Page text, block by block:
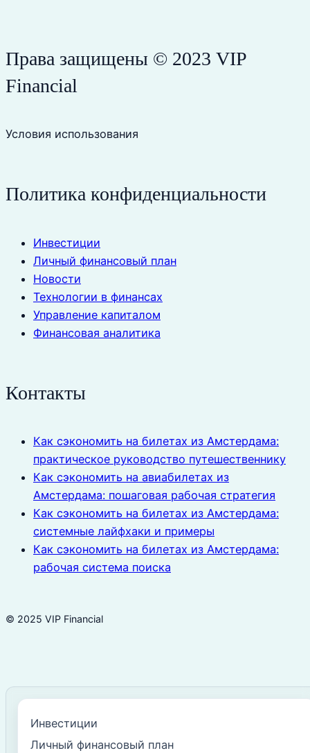
Права защищены © 2023 VIP
Financial
Условия использования
Политика конфиденциальности
Инвестиции
Личный финансовый план
Новости
Технологии в финансах
Управление капиталом
Финансовая аналитика
Контакты
Как сэкономить на билетах из Амстердама:
практическое руководство путешественнику
Как сэкономить на авиабилетах из
Амстердама: пошаговая рабочая стратегия
Как сэкономить на билетах из Амстердама:
системные лайфхаки и примеры
Как сэкономить на билетах из Амстердама:
рабочая система поиска
© 2025 VIP Financial
Инвестиции
Личный финансовый план